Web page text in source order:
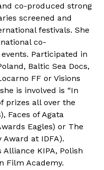
co-produced strong
screened and
festivals. She
co-
Participated in
Baltic Sea Docs,
FF or Visions
is involved is “In
prizes all over the
Faces of Agata
Eagles) or The
at IDFA).
KIPA, Polish
Film Academy.